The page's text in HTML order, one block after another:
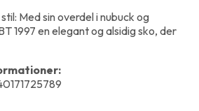
Med sin overdel i nubuck og
1997 en elegant og alsidig sko, der